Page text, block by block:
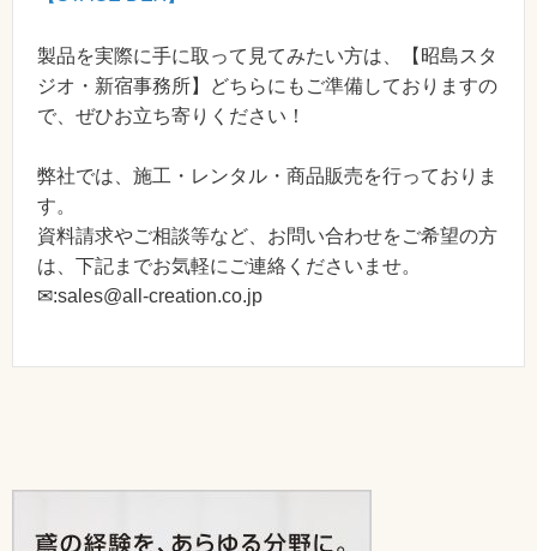
製品を実際に手に取って見てみたい方は、【昭島スタ
ジオ・新宿事務所】どちらにもご準備しておりますの
で、ぜひお立ち寄りください！
弊社では、施工・レンタル・商品販売を行っておりま
す。
資料請求やご相談等など、お問い合わせをご希望の方
は、下記までお気軽にご連絡くださいませ。
✉:sales@all-creation.co.jp